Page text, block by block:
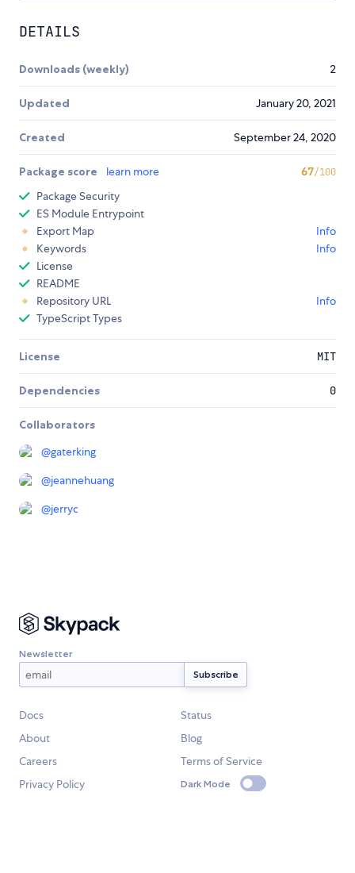
DETAILS
Downloads (weekly) 2
Updated January 20, 2021
Created September 24, 2020
Package score learn more 67/100
Package Security
ES Module Entrypoint
Export Map
Info
Keywords
Info
License
README
Repository URL
Info
TypeScript Types
License MIT
Dependencies 0
Collaborators
@gaterking
@jeannehuang
@jerryc
Newsletter
Docs
Status
About
Blog
Careers
Terms of Service
Privacy Policy
Dark Mode